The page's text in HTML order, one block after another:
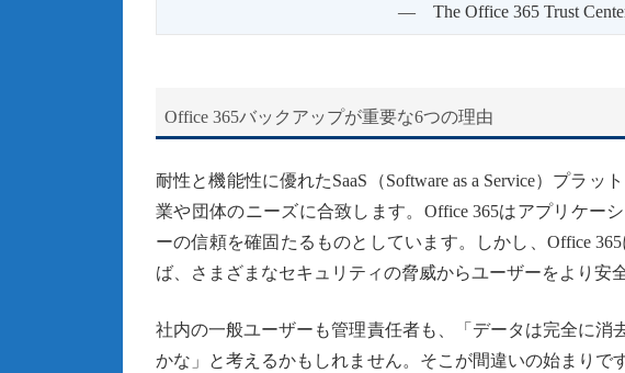
― The Office 365 Trust
Office 365バックアップが重要な6つの理由
耐性と機能性に優れたSaaS（Software as a Service）プラ
業や団体のニーズに合致します。Office 365はアプリケー
ーの信頼を確固たるものとしています。しかし、Office
ば、さまざまなセキュリティの脅威からユーザーをより安
社内の一般ユーザーも管理責任者も、「データは完全に消
かな」と考えるかもしれません。そこが間違いの始まりで